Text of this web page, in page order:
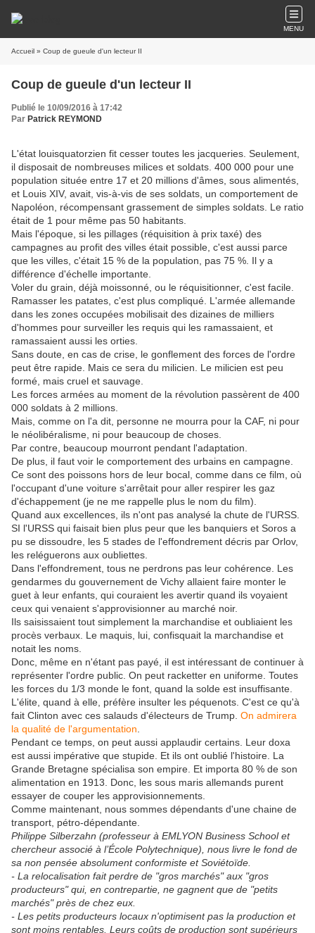
MENU
Accueil » Coup de gueule d'un lecteur II
Coup de gueule d'un lecteur II
Publié le 10/09/2016 à 17:42
Par Patrick REYMOND
L'état louisquatorzien fit cesser toutes les jacqueries. Seulement,
il disposait de nombreuses milices et soldats. 400 000 pour une
population située entre 17 et 20 millions d'âmes, sous alimentés,
et Louis XIV, avait, vis-à-vis de ses soldats, un comportement de
Napoléon, récompensant grassement de simples soldats. Le ratio
était de 1 pour même pas 50 habitants.
Mais l'époque, si les pillages (réquisition à prix taxé) des
campagnes au profit des villes était possible, c'est aussi parce
que les villes, c'était 15 % de la population, pas 75 %. Il y a
différence d'échelle importante.
Voler du grain, déjà moissonné, ou le réquisitionner, c'est facile.
Ramasser les patates, c'est plus compliqué. L'armée allemande
dans les zones occupées mobilisait des dizaines de milliers
d'hommes pour surveiller les requis qui les ramassaient, et
ramassaient aussi les orties.
Sans doute, en cas de crise, le gonflement des forces de l'ordre
peut être rapide. Mais ce sera du milicien. Le milicien est peu
formé, mais cruel et sauvage.
Les forces armées au moment de la révolution passèrent de 400
000 soldats à 2 millions.
Mais, comme on l'a dit, personne ne mourra pour la CAF, ni pour
le néolibéralisme, ni pour beaucoup de choses.
Par contre, beaucoup mourront pendant l'adaptation.
De plus, il faut voir le comportement des urbains en campagne.
Ce sont des poissons hors de leur bocal, comme dans ce film, où
l'occupant d'une voiture s'arrêtait pour aller respirer les gaz
d'échappement (je ne me rappelle plus le nom du film).
Quand aux excellences, ils n'ont pas analysé la chute de l'URSS.
SI l'URSS qui faisait bien plus peur que les banquiers et Soros a
pu se dissoudre, les 5 stades de l'effondrement décris par Orlov,
les reléguerons aux oubliettes.
Dans l'effondrement, tous ne perdrons pas leur cohérence. Les
gendarmes du gouvernement de Vichy allaient faire monter le
guet à leur enfants, qui couraient les avertir quand ils voyaient
ceux qui venaient s'approvisionner au marché noir.
Ils saisissaient tout simplement la marchandise et oubliaient les
procès verbaux. Le maquis, lui, confisquait la marchandise et
notait les noms.
Donc, même en n'étant pas payé, il est intéressant de continuer à
représenter l'ordre public. On peut racketter en uniforme. Toutes
les forces du 1/3 monde le font, quand la solde est insuffisante.
L'élite, quand à elle, préfère insulter les péquenots. C'est ce qu'à
fait Clinton avec ces salauds d'électeurs de Trump. On admirera
la qualité de l'argumentation
Pendant ce temps, on peut aussi applaudir certains. Leur doxa
est aussi impérative que stupide. Et ils ont oublié l'histoire. La
Grande Bretagne spécialisa son empire. Et importa 80 % de son
alimentation en 1913. Donc, les sous maris allemands purent
essayer de couper les approvisionnements.
Comme maintenant, nous sommes dépendants d'une chaine de
transport, pétro-dépendante.
Philippe Silberzahn (professeur à EMLYON Business School et
chercheur associé à l’École Polytechnique), nous livre le fond de
sa non pensée absolument conformiste et Soviétoïde.
- La relocalisation fait perdre de "gros marchés" aux "gros
producteurs" qui, en contrepartie, ne gagnent que de "petits
marchés" près de chez eux.
- Les petits producteurs locaux n'optimisent pas la production et
sont moins rentables. Leurs coûts de production sont supérieurs